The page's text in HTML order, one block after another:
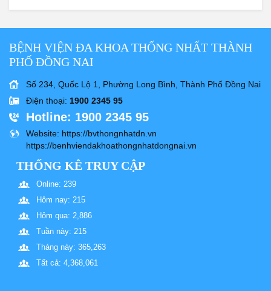
BỆNH VIỆN ĐA KHOA THỐNG NHẤT THÀNH
PHỐ ĐỒNG NAI
Số 234, Quốc Lộ 1, Phường Long Bình, Thành Phố Đồng Nai
Điện thoại: 1900 2345 95
Hotline: 1900 2345 95
Website: https://bvthongnhatdn.vn
https://benhviendakhoathongnhatdongnai.vn
THỐNG KÊ TRUY CẬP
Online: 239
Hôm nay: 215
Hôm qua: 2,886
Tuần này: 215
Tháng này: 365,263
Tất cả: 4,368,061